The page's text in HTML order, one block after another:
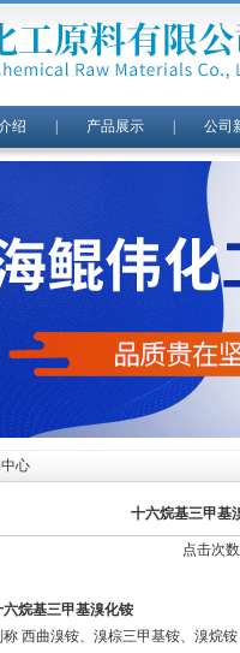
绍 产品展示 公司
心
十六烷基三甲基
点击次
六烷基三甲基溴化铵
称 西曲溴铵、溴棕三甲基铵、溴烷